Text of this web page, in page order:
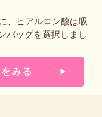
、ヒアルロン酸は吸
バッグを選択しまし